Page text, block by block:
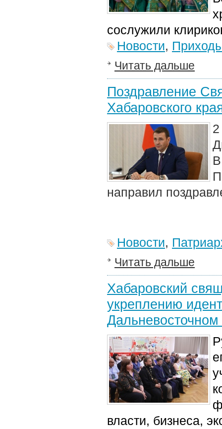
сослужили клирик
Новости,
Читать дальше
Поздравление
Хабаровского
направил
Новости,
Читать дальше
Хабаровский
укреплению
власти, бизнеса,